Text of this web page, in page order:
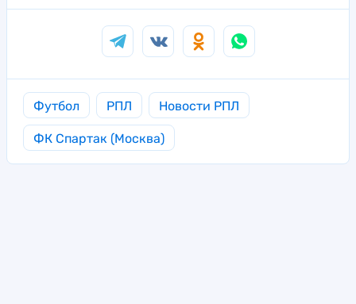
Футбол РПЛ Новости РПЛ
ФК Спартак (Москва)